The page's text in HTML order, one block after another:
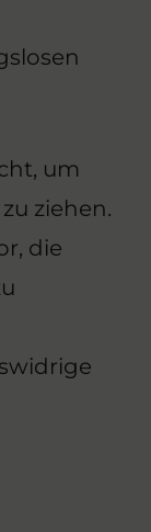
um
ziehen.
die